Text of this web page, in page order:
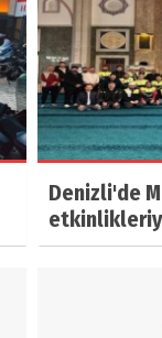
Denizli'de